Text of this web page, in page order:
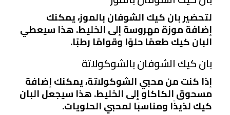
لتحضير بان كيك الشوفان بالموز، يمكنك
إضافة موزة مهروسة إلى الخليط. هذا سيعطي
البان كيك طعمًا حلوًا وقوامًا رطبًا.
بان كيك الشوفان بالشوكولاتة
إذا كنت من محبي الشوكولاتة، يمكنك إضافة
مسحوق الكاكاو إلى الخليط. هذا سيجعل البان
كيك لذيذًا ومناسبًا لمحبي الحلويات.